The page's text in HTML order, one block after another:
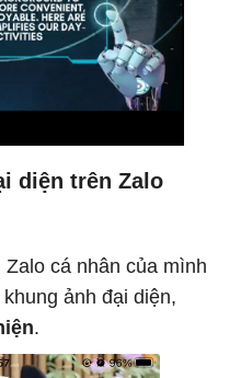
diện trên Zalo
cá nhân của mình
ảnh đại diện,
.